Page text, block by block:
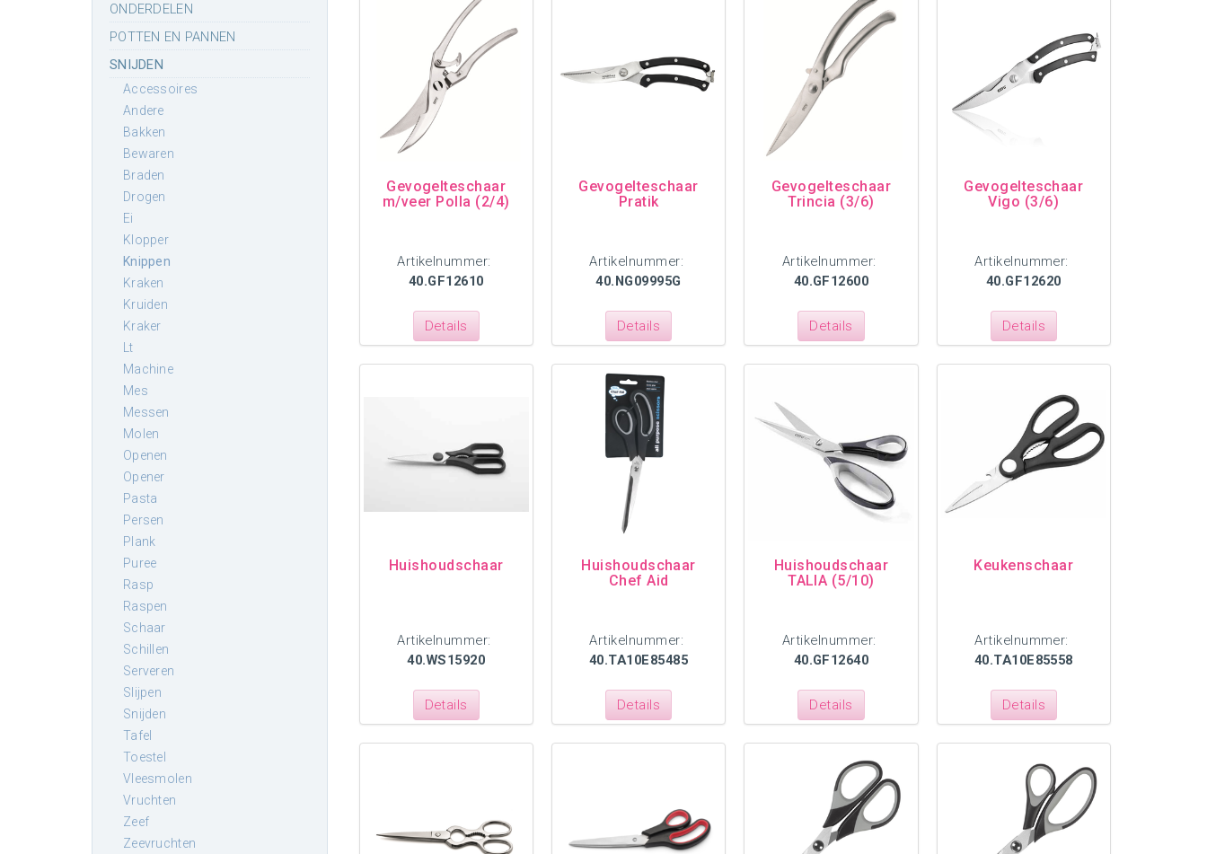
ONDERDELEN
POTTEN EN PANNEN
SNIJDEN
accessoires
andere
bakken
bewaren
braden
drogen
ei
klopper
knippen
kraken
kruiden
kraker
lt
machine
mes
messen
molen
openen
opener
pasta
persen
plank
puree
rasp
raspen
schaar
schillen
serveren
slijpen
snijden
tafel
toestel
vleesmolen
vruchten
zeef
zeevruchten
Gevogelteschaar
m/veer Polla (2/4)
Artikelnummer:
40.GF12610
Details
Gevogelteschaar
Pratik
Artikelnummer:
40.NG09995G
Details
Gevogelteschaar
Trincia (3/6)
Artikelnummer:
40.GF12600
Details
Gevogelteschaar
Vigo (3/6)
Artikelnummer:
40.GF12620
Details
Huishoudschaar
Artikelnummer:
40.WS15920
Details
Huishoudschaar
Chef Aid
Artikelnummer:
40.TA10E85485
Details
Huishoudschaar
TALIA (5/10)
Artikelnummer:
40.GF12640
Details
Keukenschaar
Artikelnummer:
40.TA10E85558
Details